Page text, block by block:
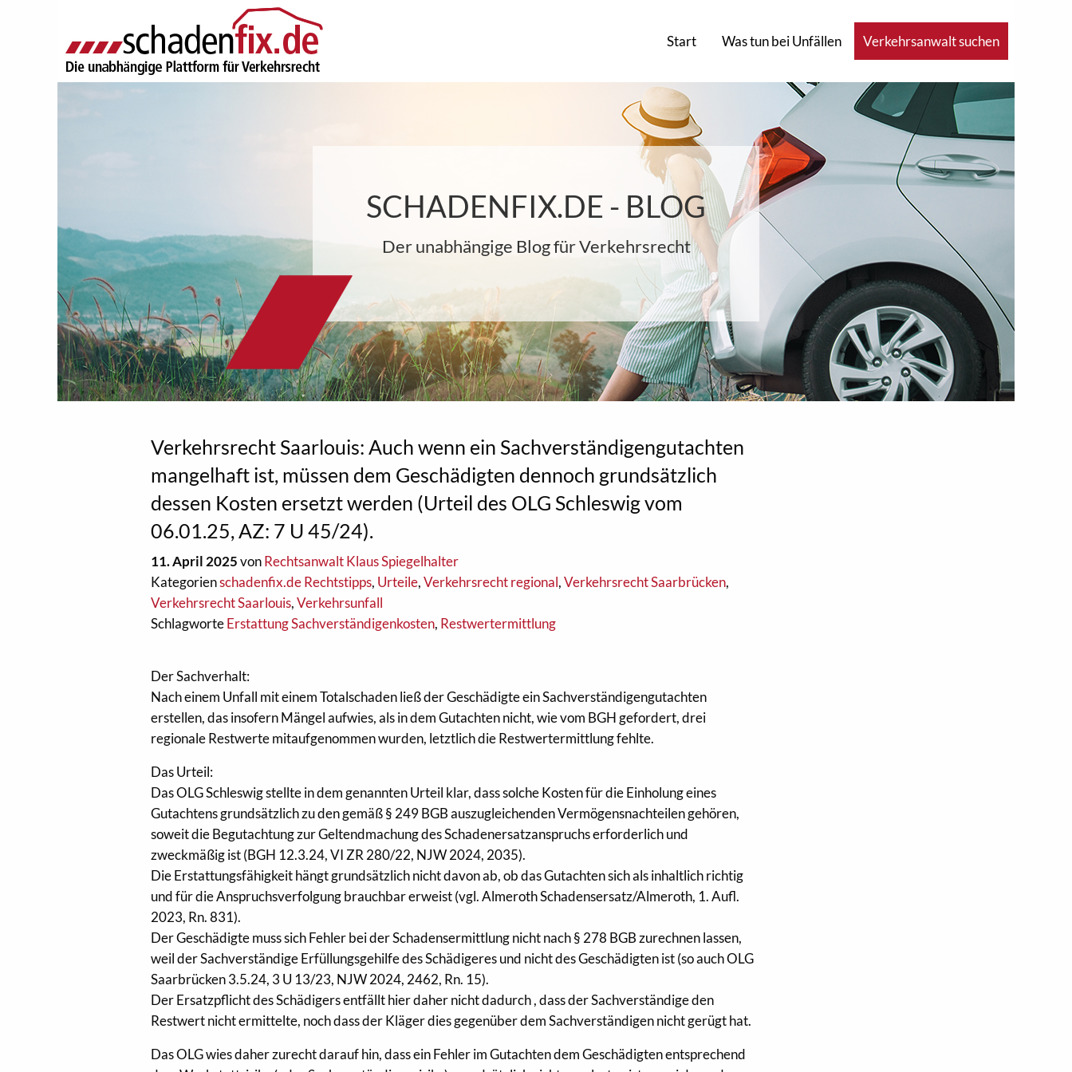
Start Was tun bei Unfällen Verkehrsanwalt suchen
SCHADENFIX.DE - BLOG
Der unabhängige Blog für Verkehrsrecht
Verkehrsrecht Saarlouis: Auch wenn ein Sachverständigengutachten
mangelhaft ist, müssen dem Geschädigten dennoch grundsätzlich
dessen Kosten ersetzt werden (Urteil des OLG Schleswig vom
06‌.01‌.‌25‌, AZ: 7 U ‌45‌/‌24‌).
11. April 2025vonRechtsanwalt Klaus Spiegelhalter
Kategorienschadenfix.de Rechtstipps, Urteile,Verkehrsrecht regional,Verkehrsrecht Saarbrücken,
Verkehrsrecht Saarlouis,Verkehrsunfall
SchlagworteErstattung Sachverständigenkosten, Restwertermittlung
Der Sachverhalt:
Nach einem Unfall mit einem Totalschaden ließ der Geschädigte ein Sachverständigengutachten
erstellen, das insofern Mängel aufwies, als in dem Gutachten nicht, wie vom BGH gefordert, drei
regionale Restwerte mitaufgenommen wurden, letztlich die Restwertermittlung fehlte.
Das Urteil:
Das OLG Schleswig stellte in dem genannten Urteil klar, dass solche Kosten für die Einholung eines
Gutachtens grundsätzlich zu den gemäß § 249 BGB auszugleichenden Vermögensnachteilen gehören,
soweit die Begutachtung zur Geltendmachung des Schadenersatzanspruchs erforderlich und
zweckmäßig ist (BGH 12.3.24, VI ZR 280/22, NJW 2024, 2035).
Die Erstattungsfähigkeit hängt grundsätzlich nicht davon ab, ob das Gutachten sich als inhaltlich richtig
und für die Anspruchsverfolgung brauchbar erweist (vgl. Almeroth Schadensersatz/Almeroth, 1. Aufl.
2023, Rn. 831).
Der Geschädigte muss sich Fehler bei der Schadensermittlung nicht nach § 278 BGB zurechnen lassen,
weil der Sachverständige Erfüllungsgehilfe des Schädigeres und nicht des Geschädigten ist (so auch OLG
Saarbrücken 3.5.24, 3 U 13/23, NJW 2024, 2462, Rn. 15).
Der Ersatzpflicht des Schädigers entfällt hier daher nicht dadurch , dass der Sachverständige den
Restwert nicht ermittelte, noch dass der Kläger dies gegenüber dem Sachverständigen nicht gerügt hat.
Das OLG wies daher zurecht darauf hin, dass ein Fehler im Gutachten dem Geschädigten entsprechend